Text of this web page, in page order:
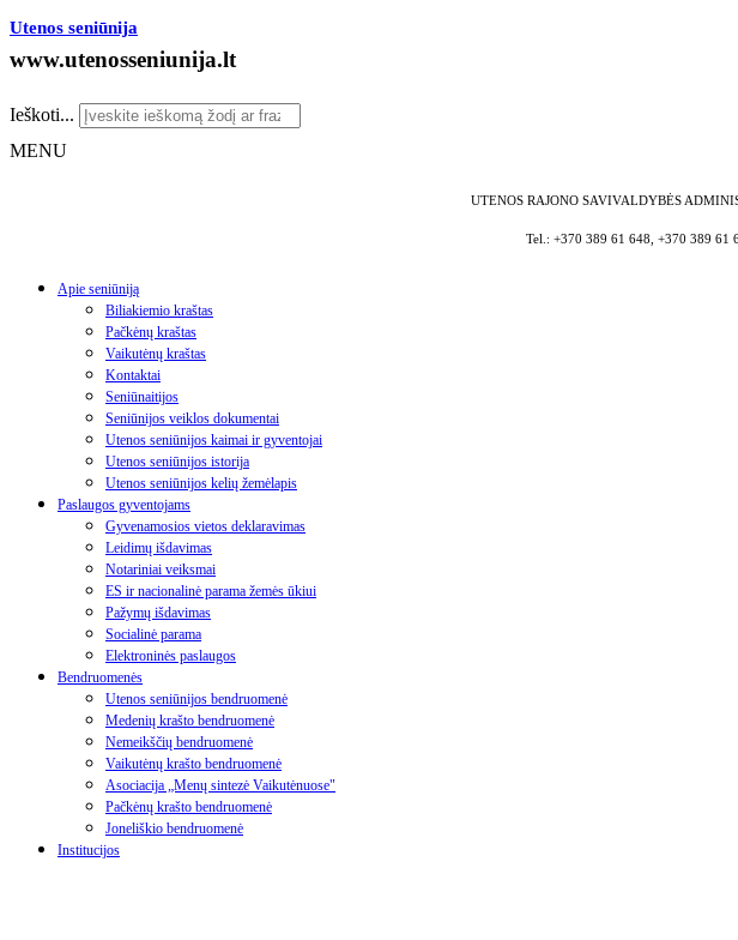
Utenos seniūnija
www.utenosseniunija.lt
Ieškoti...
MENU
UTENOS RAJONO SAVIVALDYBĖS
Tel.: +370 389 61 648, +370 389 61
Apie seniūniją
Biliakiemio kraštas
Pačkėnų kraštas
Vaikutėnų kraštas
Kontaktai
Seniūnaitijos
Seniūnijos veiklos dokumentai
Utenos seniūnijos kaimai ir gyventojai
Utenos seniūnijos istorija
Utenos seniūnijos kelių žemėlapis
Paslaugos gyventojams
Gyvenamosios vietos deklaravimas
Leidimų išdavimas
Notariniai veiksmai
ES ir nacionalinė parama žemės ūkiui
Pažymų išdavimas
Socialinė parama
Elektroninės paslaugos
Bendruomenės
Utenos seniūnijos bendruomenė
Medenių krašto bendruomenė
Nemeikščių bendruomenė
Vaikutėnų krašto bendruomenė
Asociacija „Menų sintezė Vaikutėnuose"
Pačkėnų krašto bendruomenė
Joneliškio bendruomenė
Institucijos